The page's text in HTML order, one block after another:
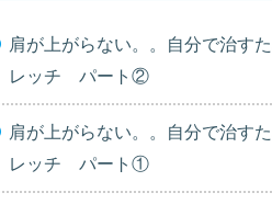
肩が上がらない。。自分で治す
レッチ パート②
肩が上がらない。。自分で治す
レッチ パート①